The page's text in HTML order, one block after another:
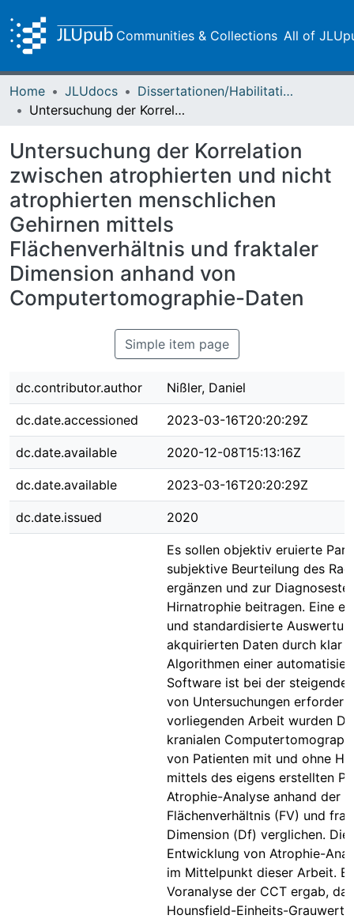
Communities & Collections All of
Home JLUdocs
Dissertationen/Habilitationen
Untersuchung der Korrelation zwischen atrophierten und nicht atrophierten menschlichen Gehirnen mittels Flächenverhältnis und fraktaler Dimension anhand von Computertomographie-Daten
Untersuchung der Korrelation
zwischen atrophierten und nicht
atrophierten menschlichen
Gehirnen mittels
Flächenverhältnis und fraktaler
Dimension anhand von
Computertomographie-Daten
Simple item page
dc.contributor.author Nißler, Daniel
dc.date.accessioned 2023-03-16T20:20:29Z
dc.date.available 2020-12-08T15:13:16Z
dc.date.available 2023-03-16T20:20:29Z
dc.date.issued 2020
Es sollen objektiv eruierte
subjektive Beurteilung des
ergänzen und zur
Hirnatrophie beitragen. Eine
und standardisierte
akquirierten Daten durch klar
Algorithmen einer
Software ist bei der
von Untersuchungen
vorliegenden Arbeit wurden
kranialen
von Patienten mit und ohne
mittels des eigens erstellten
Atrophie-Analyse anhand der
Flächenverhältnis (FV) und
Dimension (Df) verglichen. Die
Entwicklung von Atrophie-
im Mittelpunkt dieser Arbeit.
Voranalyse der CCT ergab,
Hounsfield-Einheits-